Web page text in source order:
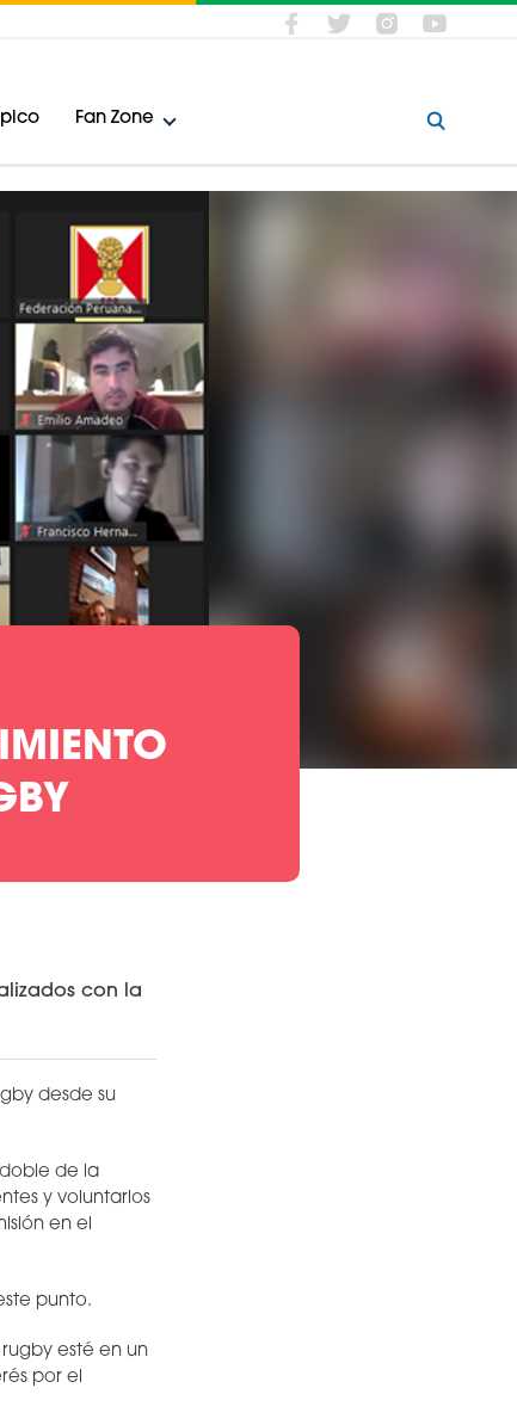
Fan Zone
con la
desde su
doble de la
y voluntarios
en el
punto.
esté en un
por el